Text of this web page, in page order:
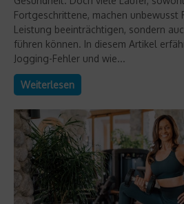
Fortgeschrittene, machen unbewusst
Leistung beeinträchtigen, sondern
führen können. In diesem Artikel
Jogging-Fehler und wie...
Weiterlesen